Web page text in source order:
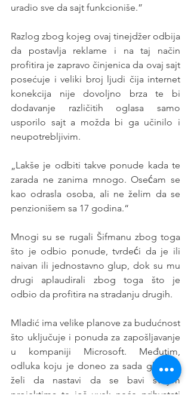
uradio sve da sajt funkcioniše.”
Razlog zbog kojeg ovaj tinejdžer odbija
da postavlja reklame i na taj način
profitira je zapravo činjenica da ovaj sajt
posećuje i veliki broj ljudi čija internet
konekcija nije dovoljno brza te bi
dodavanje različitih oglasa samo
usporilo sajt a možda bi ga učinilo i
neupotrebljivim.
„Lakše je odbiti takve ponude kada te
zarada ne zanima mnogo. Osećam se
kao odrasla osoba, ali ne želim da se
penzionišem sa 17 godina.“
Mnogi su se rugali Šifmanu zbog toga
što je odbio ponude, tvrdeći da je ili
naivan ili jednostavno glup, dok su mu
drugi aplaudirali zbog toga što je
odbio da profitira na stradanju drugih.
Mladić ima velike planove za budućnost
što uključuje i ponuda za zapošljavanje
u kompaniji Microsoft. Međutim,
odluka koju je doneo za sada glasi da
želi da nastavi da se bavi svojim
projektima te još uvek neće prihvatati